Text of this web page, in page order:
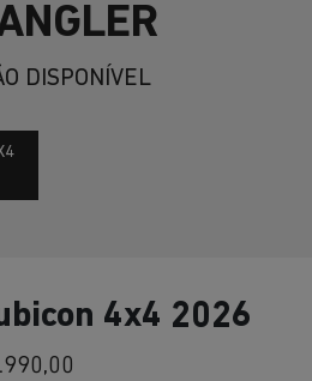
DISPONÍVEL
4x4 2026